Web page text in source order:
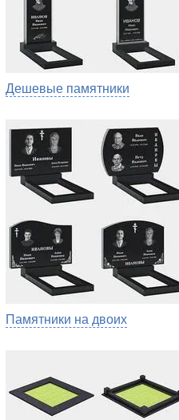
Дешевые памятники
Памятники на двоих